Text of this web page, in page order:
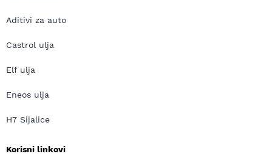
Aditivi za auto
Castrol ulja
Elf ulja
Eneos ulja
H7 Sijalice
Korisni linkovi